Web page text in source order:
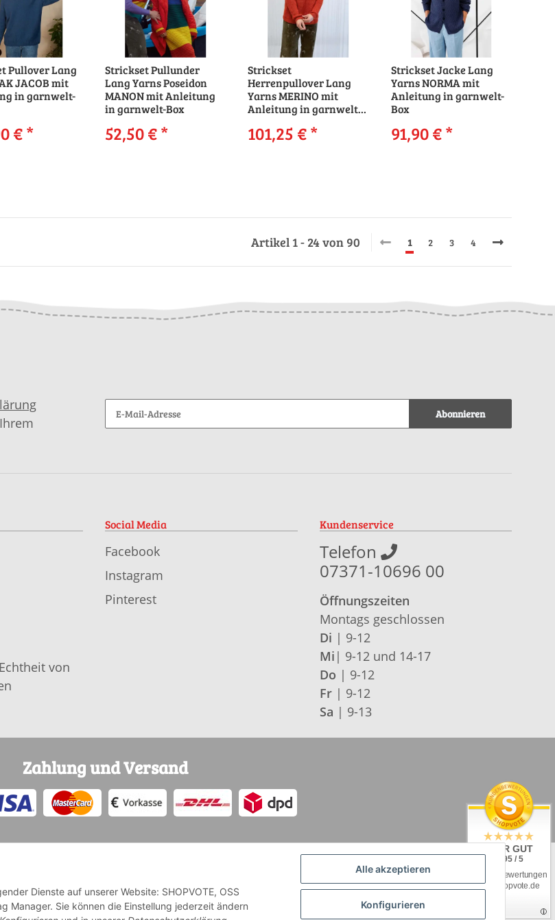
Pullover Lang
JACOB mit
in garnwelt-
€*
Strickset Pullunder
Lang Yarns Poseidon
MANON mit Anleitung
in garnwelt-Box
52,50 €*
Strickset
Herrenpullover Lang
Yarns MERINO mit
Anleitung in garnwelt-
101,25 €*
Strickset Jacke Lang
Yarns NORMA mit
Anleitung in garnwelt-
Box
91,90 €*
Artikel 1 - 24 von 90 1 2 3 4
Abonnieren
von
Social Media
Facebook
Instagram
Pinterest
Kundenservice
Telefon
07371-10696 00
Öffnungszeiten
Montags geschlossen
Di | 9-12
Mi | 9-12 und 14-17
Do | 9-12
Fr| 9-12
Sa | 9-13
Zahlung und Versand
inkl. gesetzlicher USt., zzgl.Versand
Dienste auf unserer Website: SHOPVOTE, OSS
Manager. Sie können die Einstellung jederzeit ändern
Alle akzeptieren
Konfigurieren
SEHR GUT
4.95 / 5
aus 92 Bewertungen
bei: shopvote.de